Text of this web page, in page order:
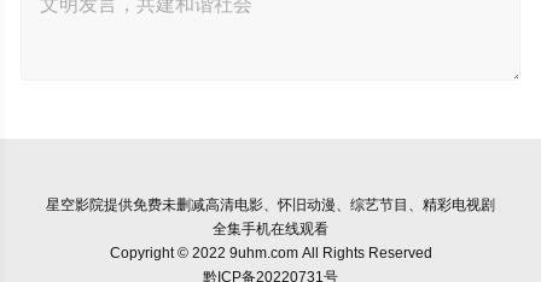
星空影院提供免费未删减高清电影、怀旧动漫、综艺节目、精彩电视剧
全集手机在线观看
Copyright © 2022 9uhm.com All Rights Reserved
黔ICP备20220731号